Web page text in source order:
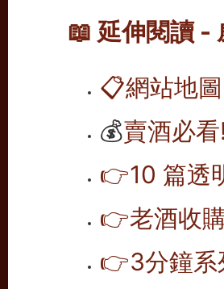
📖 延伸閱讀 -
📋網站地圖
💰賣酒必
👉10 篇透
👉老酒收
👉3分鐘